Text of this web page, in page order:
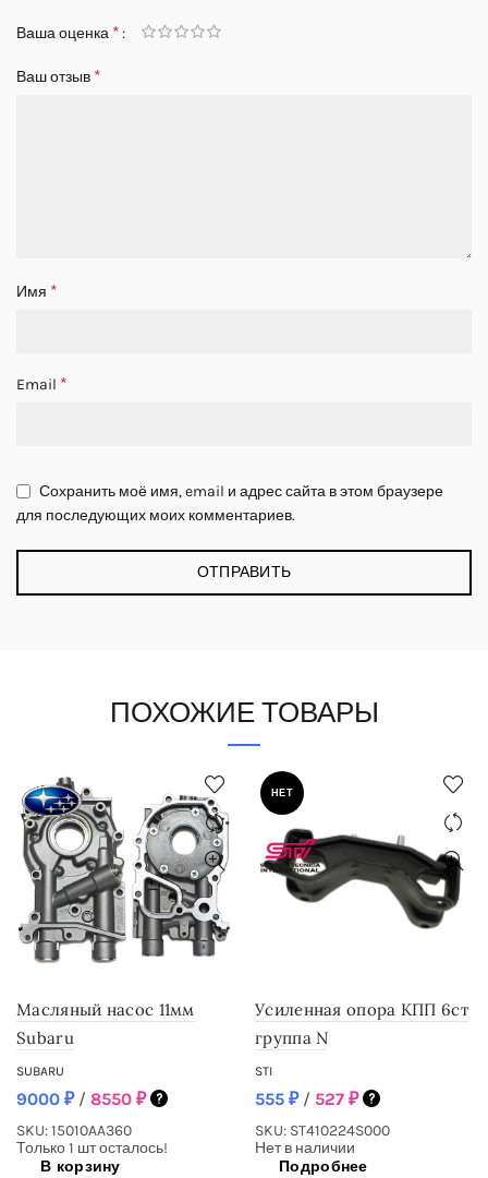
Ваша оценка *
Ваш отзыв *
Имя *
Email *
Сохранить моё имя, email и адрес сайта в этом браузере
для последующих моих комментариев.
ПОХОЖИЕ ТОВАРЫ
Масляный насос 11мм
Subaru
SUBARU
9000 ₽ / 8550 ₽
SKU: 15010AA360
Только 1 шт осталось!
В корзину
НЕТ
Усиленная опора КПП 6ст
группа N
STI
555 ₽ / 527 ₽
SKU: ST410224S000
Нет в наличии
Подробнее